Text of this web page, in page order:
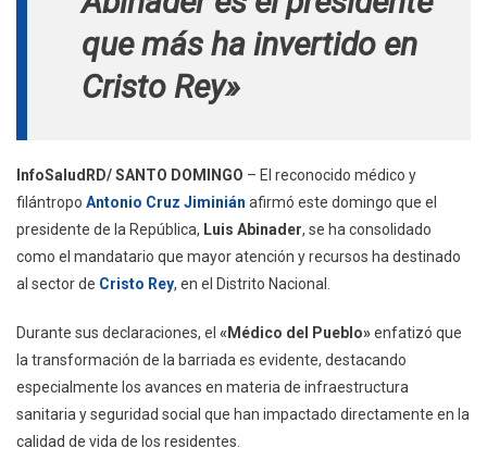
Cristo
Cruz
que más ha invertido en
Cristo Rey»
InfoSaludRD/ SANTO DOMINGO – El reconocido médico y
filántropo Antonio Cruz Jiminián afirmó este domingo que el
presidente de la República, Luis Abinader, se ha consolidado
como el mandatario que mayor atención y recursos ha destinado
al sector de Cristo Rey, en el Distrito Nacional.
Durante sus declaraciones, el «Médico del Pueblo»enfatizó que
la transformación de la barriada es evidente, destacando
especialmente los avances en materia de infraestructura
sanitaria y seguridad social que han impactado directamente en la
calidad de vida de los residentes.